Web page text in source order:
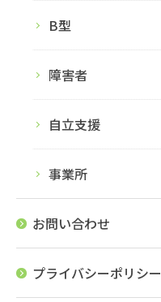
B型
障害者
自立支援
事業所
お問い合わせ
プライバシーポリシー